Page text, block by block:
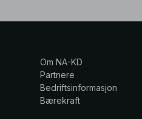
Om NA-KD
Partnere
Bedriftsinformasjon
Bærekraft